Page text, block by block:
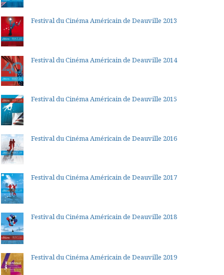
Festival du Cinéma Américain de Deauville 2013
Festival du Cinéma Américain de Deauville 2014
Festival du Cinéma Américain de Deauville 2015
Festival du Cinéma Américain de Deauville 2016
Festival du Cinéma Américain de Deauville 2017
Festival du Cinéma Américain de Deauville 2018
Festival du Cinéma Américain de Deauville 2019